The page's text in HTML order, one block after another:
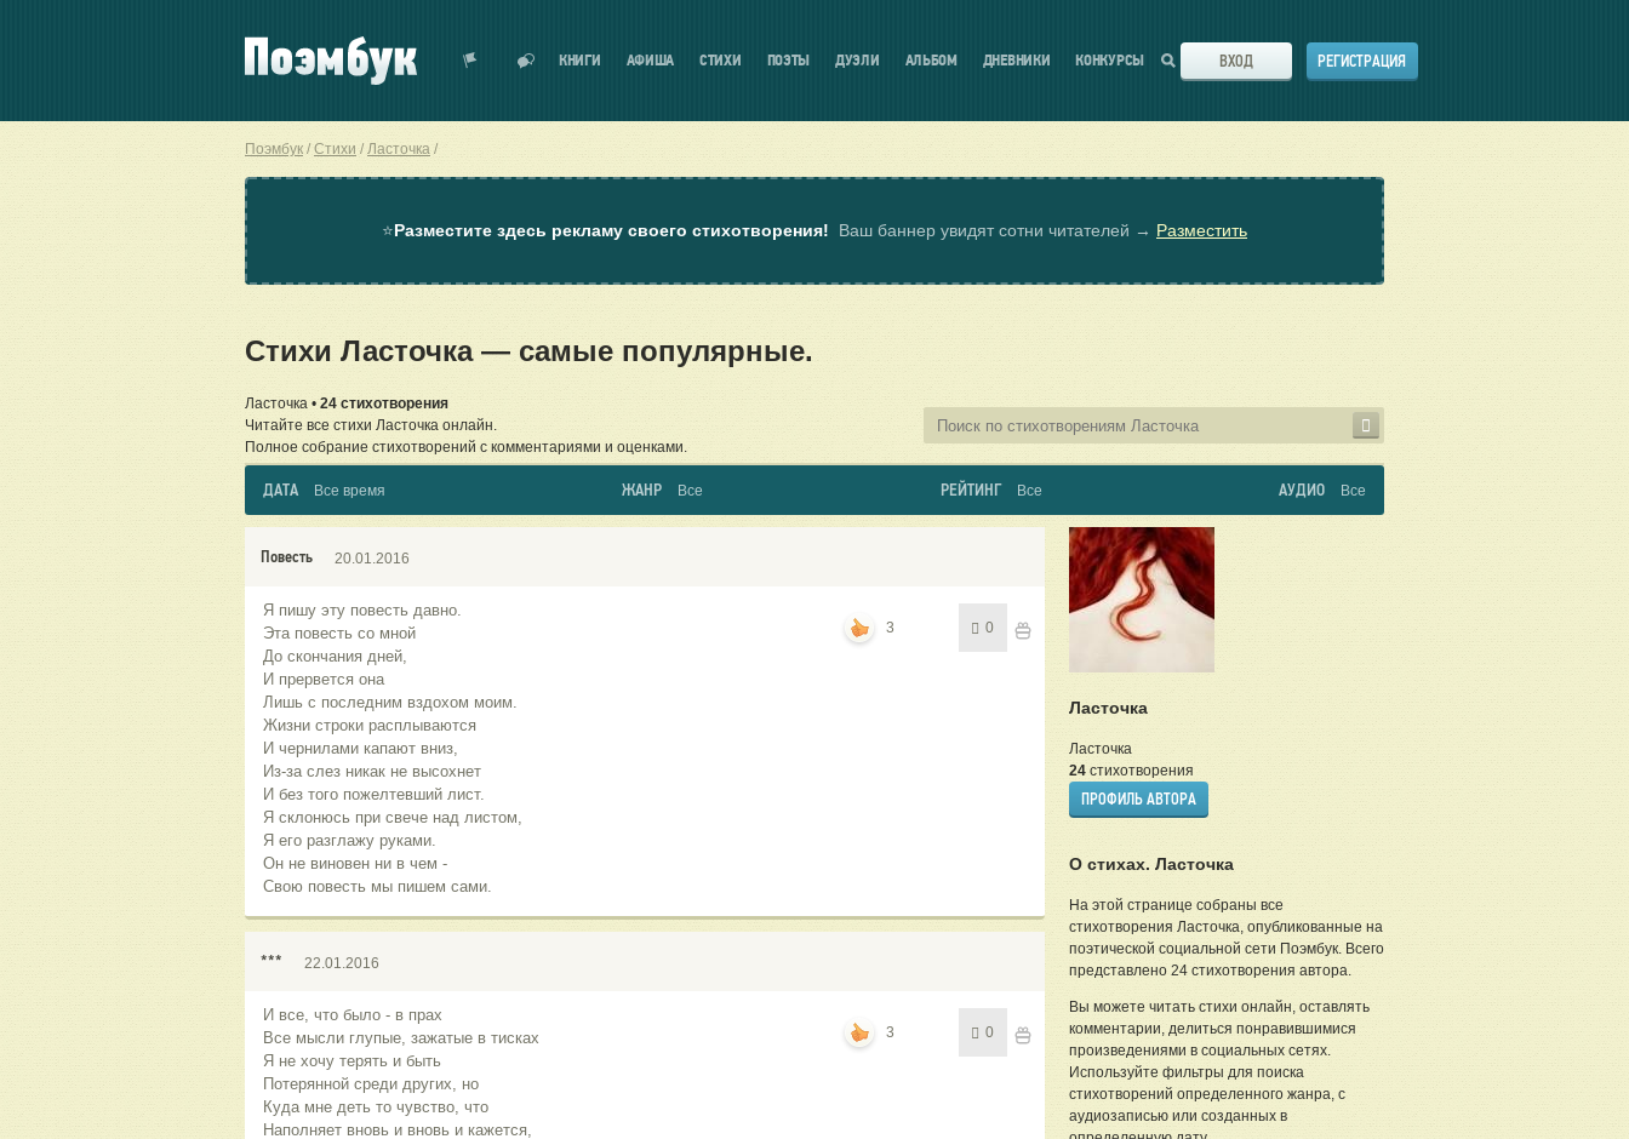
КНИГИ АФИША СТИХИ ПОЭТЫ ДУЭЛИ АЛЬБОМ ДНЕВНИКИ КОНКУРСЫ ВХОД РЕГИСТРАЦИЯ
Поэмбук Стихи Ласточка
⭐Разместите здесь рекламу своего стихотворения! Ваш баннер увидят сотни читателей → Разместить
Стихи Ласточка — самые популярные.
Ласточка • 24 стихотворения
Читайте все стихи Ласточка онлайн.
Полное собрание стихотворений с комментариями и оценками.
ДАТА Все время ЖАНР Все РЕЙТИНГ Все АУДИО Все
Повесть 20.01.2016
Я пишу эту повесть давно.
Эта повесть со мной
До скончания дней,
И прервется она
Лишь с последним вздохом моим.
Жизни строки расплываются
И чернилами капают вниз,
Из-за слез никак не высохнет
И без того пожелтевший лист.
Я склонюсь при свече над листом,
Я его разглажу руками.
Он не виновен ни в чем -
Свою повесть мы пишем сами.
3 0
*** 22.01.2016
И все, что было - в прах
Все мысли глупые, зажатые в тисках
Я не хочу терять и быть
Потерянной среди других, но
Куда мне деть то чувство, что
Наполняет вновь и вновь и кажется,
3 0
Ласточка
Ласточка
24стихотворения
ПРОФИЛЬ АВТОРА
О стихах. Ласточка
На этой странице собраны все
стихотворения Ласточка, опубликованные на
поэтической социальной сети Поэмбук. Всего
представлено 24 стихотворения автора.
Вы можете читать стихи онлайн, оставлять
комментарии, делиться понравившимися
произведениями в социальных сетях.
Используйте фильтры для поиска
стихотворений определенного жанра, с
аудиозаписью или созданных в